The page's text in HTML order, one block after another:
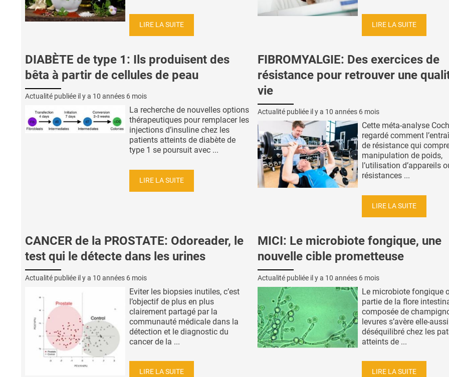
LIRE LA SUITE LIRE LA SUITE
DIABÈTE de type 1: Ils produisent des
bêta à partir de cellules de peau
Actualité publiée il y a 10 années 6 mois
La recherche de nouvelles options
thérapeutiques pour remplacer les
injections d’insuline chez les
patients atteints de diabète de
type 1 se poursuit avec ...
LIRE LA SUITE
FIBROMYALGIE: Des exercices de
résistance pour retrouver une
vie
Actualité publiée il y a 10 années 6 mois
Cette méta-analyse
regardé comment
de résistance qui
manipulation de poids,
l’utilisation d’appareils
résistances ...
LIRE LA SUITE
CANCER de la PROSTATE: Odoreader, le
test qui le détecte dans les urines
Actualité publiée il y a 10 années 6 mois
Eviter les biopsies inutiles, c’est
l’objectif de plus en plus
clairement partagé par la
communauté médicale dans la
détection et le diagnostic du
cancer de la ...
LIRE LA SUITE
MICI: Le microbiote fongique, une
nouvelle cible prometteuse
Actualité publiée il y a 10 années 6 mois
Le microbiote fongique
partie de la flore
composée de
levures s’avère elle-aussi
déséquilibré chez les
atteints de ...
LIRE LA SUITE